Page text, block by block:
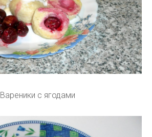
Вареники с ягодами